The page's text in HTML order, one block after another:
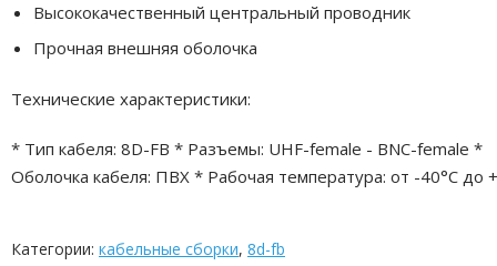
Высококачественный центральный проводник
Прочная внешняя оболочка
Технические характеристики:
* Тип кабеля: 8D-FB * Разъемы: UHF-female - BNC-female *
Оболочка кабеля: ПВХ * Рабочая температура: от -40°C до
Категории: кабельные сборки, 8d-fb